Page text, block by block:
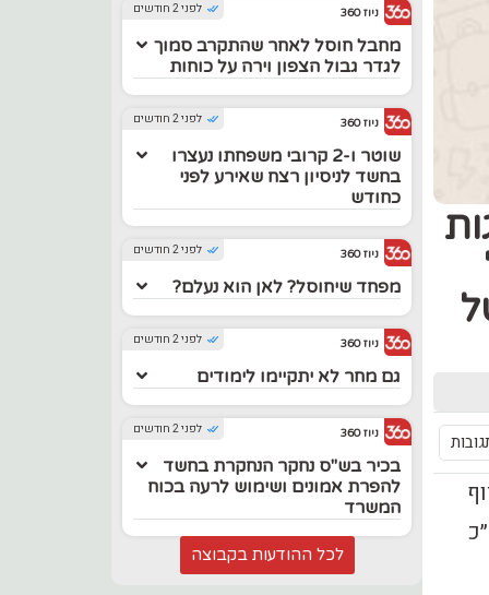
לפני 2 חודשים ניוז 360
מחבל חוסל לאחר שהתקרב סמוך
לגדר גבול הצפון וירה על כוחות
לפני 2 חודשים ניוז 360
שוטר ו-2 קרובי משפחתו נעצרו
בחשד לניסיון רצח שאירע לפני
כחודש
לפני 2 חודשים ניוז 360
מפחד שיחוסל? לאן הוא נעלם?
לפני 2 חודשים ניוז 360
גם מחר לא יתקיימו לימודים
לפני 2 חודשים ניוז 360
בכיר בש"ס נחקר הנחקרת בחשד
להפרת אמונים ושימוש לרעה בכוח
המשרד
לכל ההודעות בקבוצה